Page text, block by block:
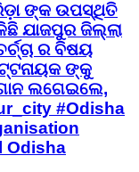
ଙ୍କ ଉପସ୍ଥିତି
ଯାଜପୁର ଜିଲ୍ଲା
ର ବିଷୟ
ଙ୍କୁ
ଲଗେଇଲେ,
#Odisha
Odisha